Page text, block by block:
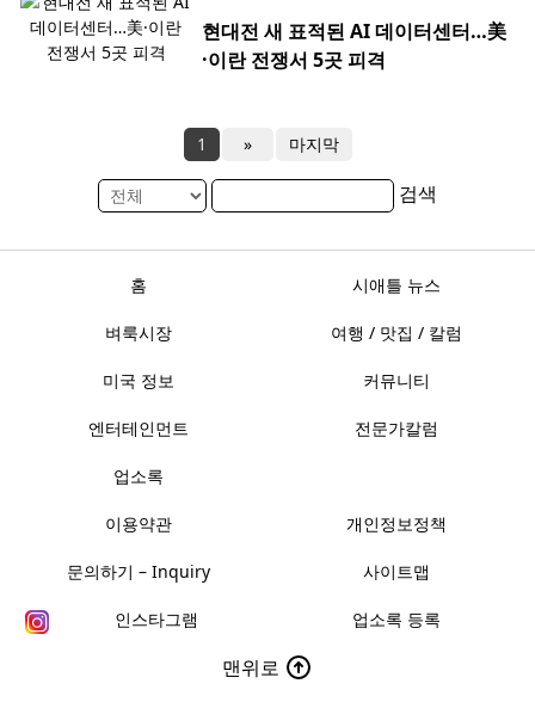
현대전 새 표적된 AI 데이터센터…美
·이란 전쟁서 5곳 피격
1 » 마지막
검색
홈 시애틀 뉴스
벼룩시장 여행 / 맛집 / 칼럼
미국 정보 커뮤니티
엔터테인먼트 전문가칼럼
업소록
이용약관 개인정보정책
문의하기 – Inquiry 사이트맵
인스타그램 업소록 등록
맨위로